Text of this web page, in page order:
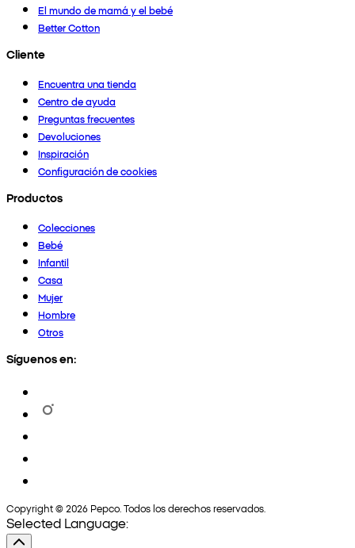
El mundo de mamá y el bebé
Better Cotton
Cliente
Encuentra una tienda
Centro de ayuda
Preguntas frecuentes
Devoluciones
Inspiración
Configuración de cookies
Productos
Colecciones
Bebé
Infantil
Casa
Mujer
Hombre
Otros
Síguenos en:
Copyright © 2026 Pepco. Todos los derechos reservados.
Selected Language: